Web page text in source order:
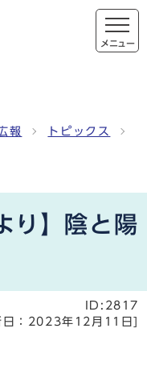
メニュー
報 トピックス
り】陰と陽
ID:2817
： 2023年12月11日